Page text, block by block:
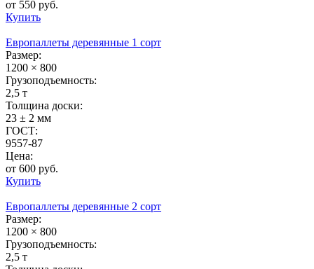
от 550 руб.
Купить
Европаллеты деревянные 1 сорт
Размер:
1200 × 800
Грузоподъемность:
2,5 т
Толщина доски:
23 ± 2 мм
ГОСТ:
9557-87
Цена:
от 600 руб.
Купить
Европаллеты деревянные 2 сорт
Размер:
1200 × 800
Грузоподъемность:
2,5 т